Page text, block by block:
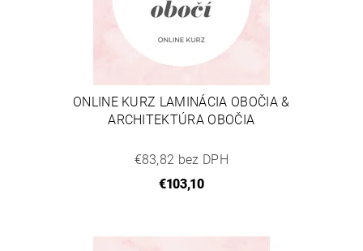
ONLINE KURZ LAMINÁCIA OBOČIA &
ARCHITEKTÚRA OBOČIA
€83,82 bez DPH
€103,10